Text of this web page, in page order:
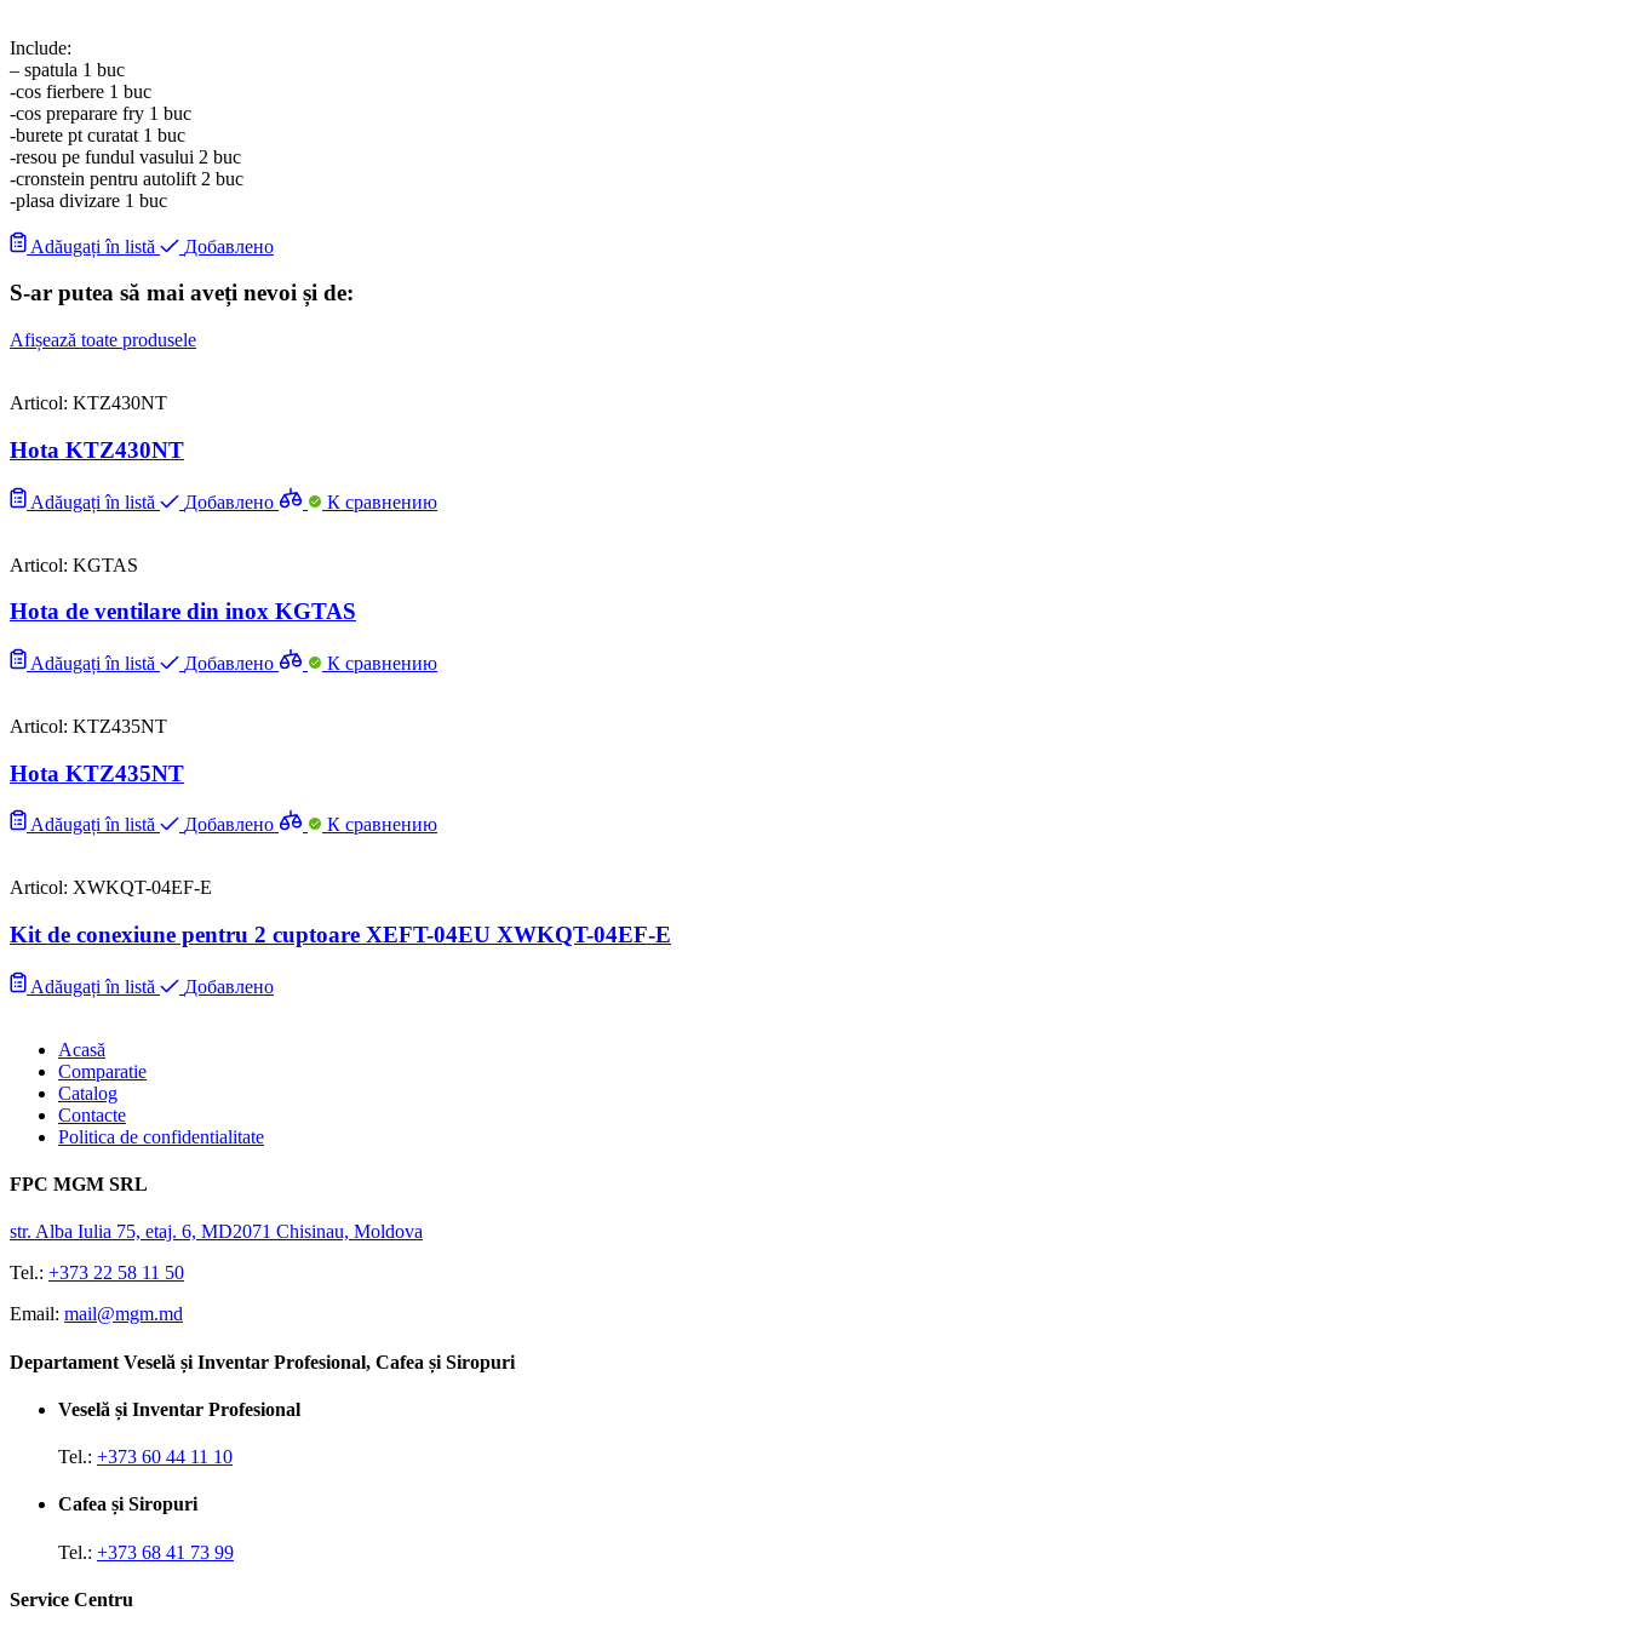
Include:
– spatula 1 buc
-cos fierbere 1 buc
-cos preparare fry 1 buc
-burete pt curatat 1 buc
-resou pe fundul vasului 2 buc
-cronstein pentru autolift 2 buc
-plasa divizare 1 buc
Adăugați în listă Добавлено
S-ar putea să mai aveți nevoi și de:
Afișează toate produsele
Articol: KTZ430NT
Hota KTZ430NT
Adăugați în listă Добавлено К сравнению
Articol: KGTAS
Hota de ventilare din inox KGTAS
Adăugați în listă Добавлено К сравнению
Articol: KTZ435NT
Hota KTZ435NT
Adăugați în listă Добавлено К сравнению
Articol: XWKQT-04EF-E
Kit de conexiune pentru 2 cuptoare XEFT-04EU XWKQT-04EF-E
Adăugați în listă Добавлено
Acasă
Comparatie
Catalog
Contacte
Politica de confidentialitate
FPC MGM SRL
str. Alba Iulia 75, etaj. 6, MD2071 Chisinau, Moldova
Tel.: +373 22 58 11 50
Email: mail@mgm.md
Departament Veselă și Inventar Profesional, Cafea și Siropuri
Veselă și Inventar Profesional
Tel.: +373 60 44 11 10
Cafea și Siropuri
Tel.: +373 68 41 73 99
Service Centru